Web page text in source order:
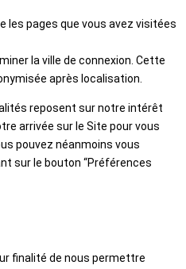
les pages que vous avez visitées
la ville de connexion. Cette
après localisation.
reposent sur notre intérêt
arrivée sur le Site pour vous
pouvez néanmoins vous
sur le bouton “Préférences
finalité de nous permettre